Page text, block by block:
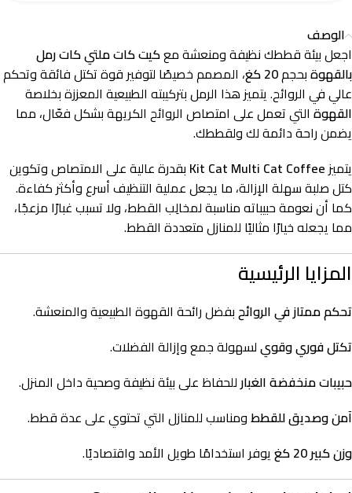
الوصف
اجعل بيئة قططك نظيفة ومنعشة معكيت كات ملتي كات رمل
بالقهوةبحجم20 كغ
، المصمم خصيصًا لتوفير قوة تكتل فائقة وتحكم
عالي في الروائح. يتميز هذا الرمل بتركيبته الطبيعية المعززة بخلاصة
القهوة التي تعمل على امتصاص الروائح الكريهة بشكل فعّال، مما
يضمن راحة دائمة لك ولقططك.
يتميزKit Cat Multi Cat Coffee بقدرة عالية على الامتصاص وتكوين
كتل صلبة سهلة الإزالة، ما يجعل عملية التنظيف أسرع وأكثر كفاءة.
كما أن نعومة حبيباته مناسبة لمخالِب القطط، ولا تسبب غبارًا مزعجًا،
مما يجعله خيارًا مثاليًا للمنازل متعددة القطط.
المزايا الرئيسية
تحكم ممتاز في الروائحبفضل رائحة القهوة الطبيعية والمنعشة.
تكتل فوري وقويلسهولة جمع وإزالة الفضلات.
حبيبات منخفضة الغبارللحفاظ على بيئة نظيفة وصحية داخل المنزل.
آمن وصديق للقططومناسب للمنازل التي تحتوي على عدة قطط.
وزن كبير 20 كغ
يوفر استخدامًا طويل الأمد واقتصاديًا.